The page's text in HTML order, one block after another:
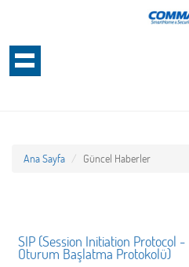
Ana Sayfa Güncel Haberler
SIP (Session Initiation Protocol -
Oturum Başlatma Protokolü)